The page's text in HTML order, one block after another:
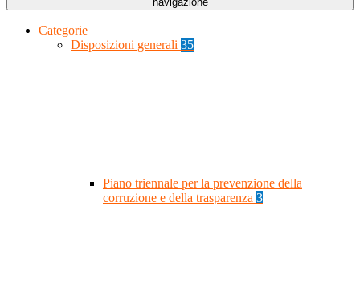
Categorie
Disposizioni generali 35
Piano triennale per la prevenzione della
corruzione e della trasparenza 3